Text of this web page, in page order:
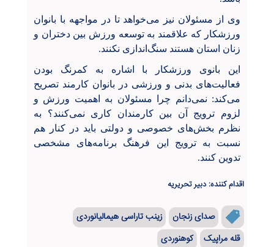
وی از مسئولان نیز می‌خواهد تا در مواجهه با بانوان
ورزشکار که علاقمند به توسعه ورزش بین دختران و
زنان استان هستند سنگ‌اندازی نکنند.
این بانوی ورزشکار با اشاره به کمرنگ بودن
فعالیت‌های بدنی و ورزشی در بانوان کارمند تصریح
می‌کند: نمی‌دانم چرا مسئولان به اهمیت ورزش و
لزوم ترویج آن بین کارمندان کاری نمی‌کنند؟ به
نظرم بخش‌های خصوصی و دولتی باید در کنار هم
نسبت به ترویج این فرهنگ برنامه‌های مشخصی
تدوین کنند.
اقدام کننده: دبیر تحریریه
صدای زنجان
زینب تاراسی هیمالیانوردی
قله مراپیک
کوهنوردی